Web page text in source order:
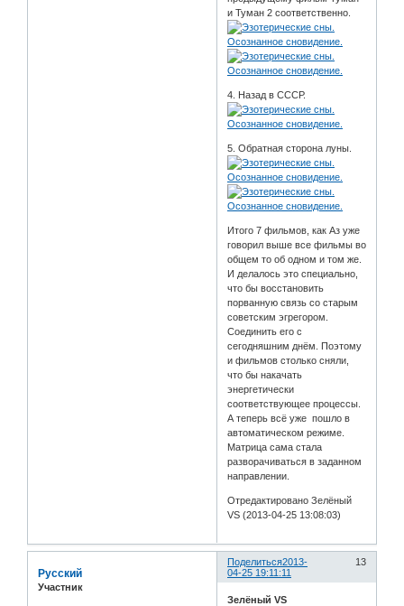
и Туман 2 соответственно.
4. Назад в СССР.
5. Обратная сторона луны.
Итого 7 фильмов, как Аз уже
говорил выше все фильмы во
общем то об одном и том же.
И делалось это специально,
что бы восстановить
порванную связь со старым
советским эгрегором.
Соединить его с
сегодняшним днём. Поэтому
и фильмов столько сняли,
что бы накачать
энергетически
соответствующее процессы.
А теперь всё уже пошло в
автоматическом режиме.
Матрица сама стала
разворачиваться в заданном
направлении.
Отредактировано Зелёный
VS (2013-04-25 13:08:03)
Поделиться 13
2013-
04-25 19:11:11
Русский
Участник
Зелёный VS